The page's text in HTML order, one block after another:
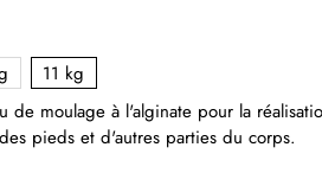
11 kg
de moulage à l'alginate pour la
pieds et d'autres parties du corps.